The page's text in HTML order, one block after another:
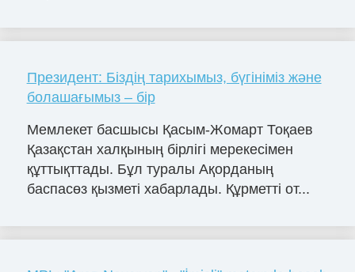
Президент: Біздің тарихымыз, бүгініміз және
болашағымыз – бір
Мемлекет басшысы Қасым-Жомарт Тоқаев
Қазақстан халқының бірлігі мерекесімен
құттықттады. Бұл туралы Ақорданың
баспасөз қызметі хабарлады. Құрметті от...